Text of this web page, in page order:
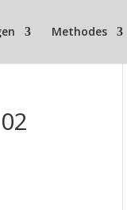
Methodes